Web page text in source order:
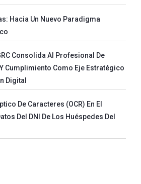
Hacia Un Nuevo Paradigma
Consolida Al Profesional De
Cumplimiento Como Eje Estratégico
Digital
De Caracteres (OCR) En El
Del DNI De Los Huéspedes Del